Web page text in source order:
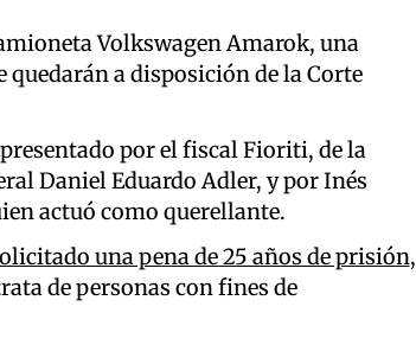
Volkswagen Amarok, una
a disposición de la Corte
por el fiscal Fioriti, de la
Daniel Eduardo Adler, y por Inés
actuó como querellante.
una pena de 25 años de prisión,
de personas con fines de